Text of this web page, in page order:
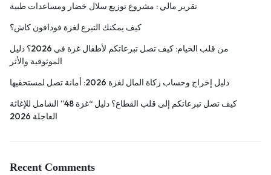
تقرير مالي : مشروع توزيع سلال خضار ومساعدات طبية
كيف يمكنك التبرع لغزة فودافون كاش؟
من قلب الخيام: كيف تصل تبرعاتكم لأطفال غزة في 2026؟ دليل
الموثوقية والأثر
دليل إخراج وحساب زكاة المال لغزة 2026: أمانة تصل لمستحقيها
كيف تصل تبرعاتكم إلى قلب القطاع؟ دليل “غزة 48” الشامل للإغاثة
العاجلة 2026
Recent Comments